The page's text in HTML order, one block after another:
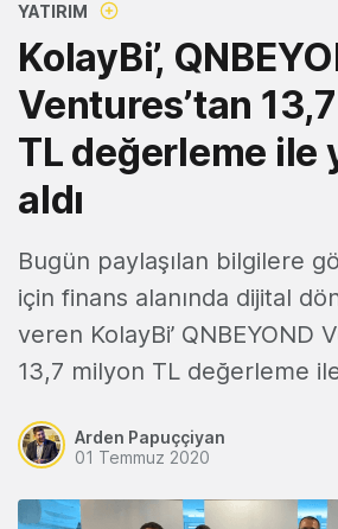
YATIRIM
KolayBi’,
Ventures’tan
TL değerleme ile
aldı
Bugün paylaşılan bilgilere
için finans alanında dijital
veren KolayBi’ QNBEYOND
13,7 milyon TL değerleme ile
Arden Papuççiyan
01 Temmuz 2020